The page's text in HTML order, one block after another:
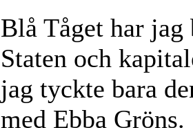
Blå Tåget har
Staten och
jag tyckte bara
med Ebba Gröns.